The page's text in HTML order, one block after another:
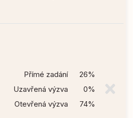
Přímé zadání
26%
Uzavřená výzva
0%
Otevřená výzva
74%